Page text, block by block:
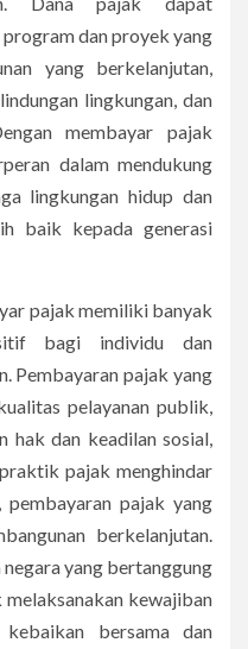
dan proyek yang
yang berkelanjutan,
lingkungan, dan
membayar pajak
dalam mendukung
lingkungan hidup dan
baik kepada generasi
pajak memiliki banyak
bagi individu dan
Pembayaran pajak yang
pelayanan publik,
hak dan keadilan sosial,
pajak menghindar
pembayaran pajak yang
berkelanjutan.
yang bertanggung
kewajiban
bersama dan